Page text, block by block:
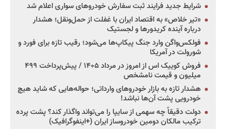
شرایط جدید فرایند ثبت سفارش خودروهای سواری اعلام شد
«تیر خلاص» به اقتصاد ایران با غفلت از حمل‌ونقل؛ هشدار
درباره آینده کریدورها و لجستیک
فولکس‌واگن وارد جنگ پیکاپ‌ها می‌شود؛ رقیب تازه برای فورد و
شورولت در آمریکا
فروش کوییک اس از امروز در مرداد ۱۴۰۵ / پیش‌پرداخت ۴۹۹
میلیون و قیمت نامشخص
هشدار تازه به بازار خودروهای وارداتی؛ حواله‌هایی که شاید هیچ
خودرویی پشت آن‌ها نباشد!
دولت دقیقاً چه سهمی از سایپا را می‌تواند واگذار کند؟ پشت پرده
ترکیب مالکان دومین خودروساز ایران (+اینفوگرافیک)